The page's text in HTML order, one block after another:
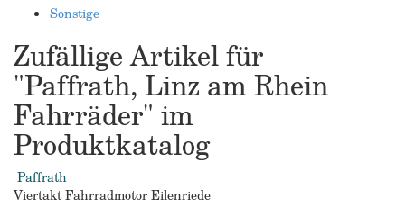
Sonstige
Zufällige Artikel für
"Paffrath, Linz am Rhein
Fahrräder" im
Produktkatalog
Paffrath
Viertakt Fahrradmotor Eilenriede